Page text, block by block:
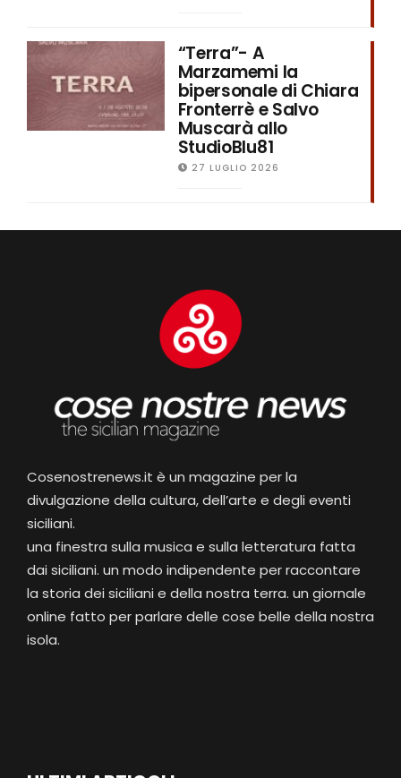
“Terra”- A
Marzamemi la
bipersonale di Chiara
Fronterrè e Salvo
Muscarà allo
StudioBlu81
27 LUGLIO 2026
Cosenostrenews.it è un magazine per la
divulgazione della cultura, dell’arte e degli eventi
siciliani.
una finestra sulla musica e sulla letteratura fatta
dai siciliani. un modo indipendente per raccontare
la storia dei siciliani e della nostra terra. un giornale
online fatto per parlare delle cose belle della nostra
isola.